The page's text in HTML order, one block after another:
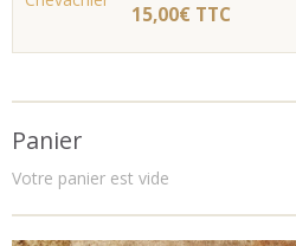
15,00€ TTC
Panier
Votre panier est vide